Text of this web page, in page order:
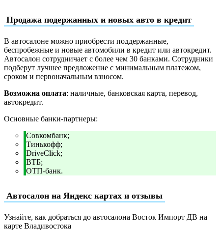
Продажа подержанных и новых авто в кредит
В автосалоне можно приобрести поддержанные,
беспробежные и новые автомобили в кредит или автокредит.
Автосалон сотрудничает с более чем 30 банками. Сотрудники
подберут лучшее предложение с минимальным платежом,
сроком и первоначальным взносом.
Возможна оплата: наличные, банковская карта, перевод,
автокредит.
Основные банки-партнеры:
Совкомбанк;
Тинькофф;
DriveClick;
ВТБ;
ОТП-банк.
Автосалон на Яндекс картах и отзывы
Узнайте, как добраться до автосалона Восток Импорт ДВ на
карте Владивостока